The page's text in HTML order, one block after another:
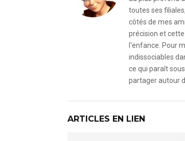
toutes ses
côtés de mes
précision et
l'enfance. Pour
indissociables
ce qui paraît
partager autour
ARTICLES EN LIEN